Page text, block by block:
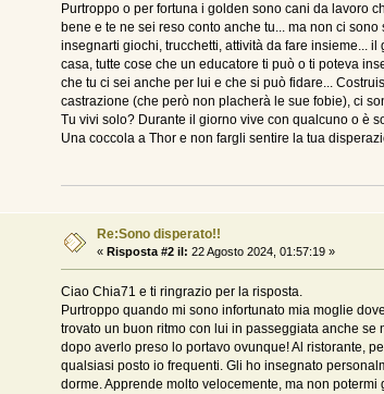
Purtroppo o per fortuna i golden sono cani da lavoro
bene e te ne sei reso conto anche tu... ma non ci
insegnarti giochi, trucchetti, attività da fare insieme...
casa, tutte cose che un educatore ti può o ti poteva
che tu ci sei anche per lui e che si può fidare...
castrazione (che però non placherà le sue fobie), ci
Tu vivi solo? Durante il giorno vive con qualcuno o è
Una coccola a Thor e non fargli sentire la tua
Re:Sono disperato!!
« Risposta #2 il: 22 Agosto 2024, 01:57:19 »
Ciao Chia71 e ti ringrazio per la risposta.
Purtroppo quando mi sono infortunato mia moglie
trovato un buon ritmo con lui in passeggiata anche
dopo averlo preso lo portavo ovunque! Al ristorante,
qualsiasi posto io frequenti. Gli ho insegnato
dorme. Apprende molto velocemente, ma non